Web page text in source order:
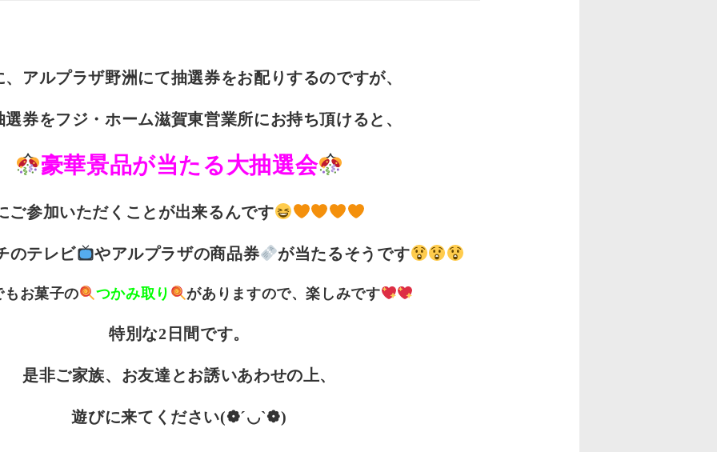
、アルプラザ野洲にて抽選券をお配りするのですが、
選券をフジ・ホーム滋賀東営業所にお持ち頂けると、
豪華景品が当たる大抽選会
ご参加いただくことが出来るんです
のテレビ やアルプラザの商品券 が当たるそうです
もお菓子の つかみ取り がありますので、楽しみです
特別な2日間です。
是非ご家族、お友達とお誘いあわせの上、
遊びに来てください(❁´◡`❁)